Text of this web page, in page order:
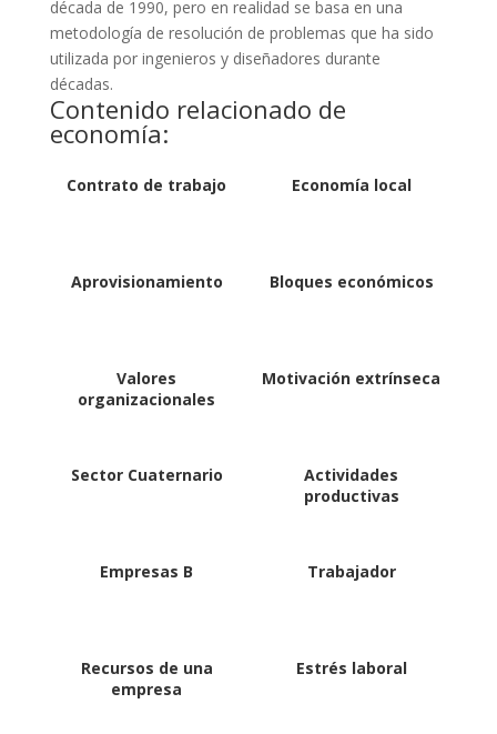
década de 1990, pero en realidad se basa en una
metodología de resolución de problemas que ha sido
utilizada por ingenieros y diseñadores durante
décadas.
Contenido relacionado de
economía:
Contrato de trabajo Economía local
Aprovisionamiento Bloques económicos
Valores
organizacionales
Motivación extrínseca
Sector Cuaternario
Actividades
productivas
Empresas B Trabajador
Recursos de una
empresa
Estrés laboral